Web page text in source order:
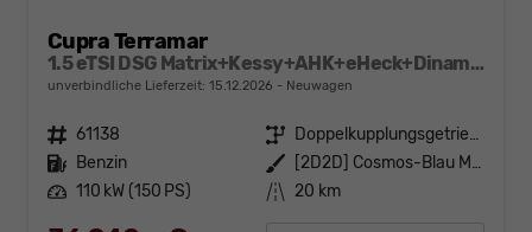
Cupra Terramar
1.5 eTSI DSG Matrix+Kessy+AHK+eHeck+Dinamica+CarPlay+eHeck+GV5
unverbindliche Lieferzeit: 15.12.2026 Neuwagen
Fahrzeugnr. 61138 Getriebe
Doppelkupplungsgetriebe (DSG)
Kraftstoff Benzin Außenfarbe
[2D2D] Cosmos-Blau Metallic
Leistung 110 kW (150 PS) Kilometerstand 20 km